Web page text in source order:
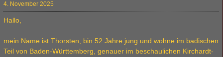
4. November 2025
Hallo,
mein Name ist Thorsten, bin 52 Jahre jung und wohne im badischen
Teil von Baden-Württemberg, genauer im beschaulichen Kirchardt-